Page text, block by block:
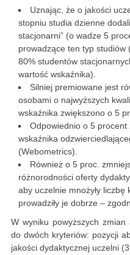
Uznając, że o jakości
stopniu studia dzienne
stacjonarni” (o wadze 5
prowadzące ten typ
80% studentów
wartość wskaźnika).
Silniej premiowane jest
osobami o najwyższych
wskaźnika zwiększono o 5
Odpowiednio o 5 procent
wskaźnika
(Webometrics).
Również o 5 proc.
różnorodności oferty
aby uczelnie mnożyły liczbę
prowadziły je dobrze –
W wyniku powyższych
do dwóch kryteriów: pozycji
jakości dydaktycznej uczelni